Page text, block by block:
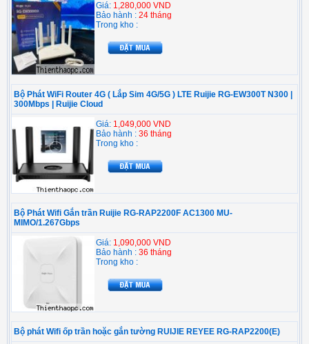
Giá: 1,280,000 VND
Bảo hành : 24 tháng
Trong kho :
Bộ Phát WiFi Router 4G ( Lắp Sim 4G/5G ) LTE Ruijie RG-EW300T N300 |
300Mbps | Ruijie Cloud
Giá: 1,049,000 VND
Bảo hành : 36 tháng
Trong kho :
Bộ Phát Wifi Gắn trần Ruijie RG-RAP2200F AC1300 MU-
MIMO/1.267Gbps
Giá: 1,090,000 VND
Bảo hành : 36 tháng
Trong kho :
Bộ phát Wifi ốp trần hoặc gắn tường RUIJIE REYEE RG-RAP2200(E)